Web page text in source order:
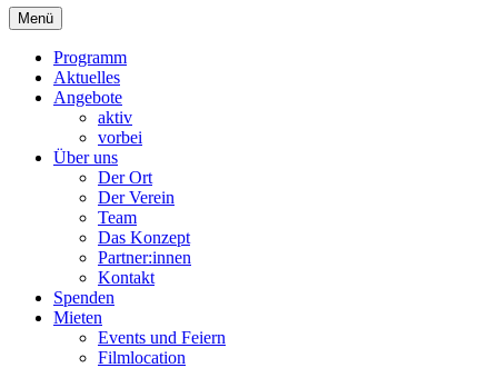
Primäres
Menü
Menü
Programm
Aktuelles
Angebote
aktiv
vorbei
Über uns
Der Ort
Der Verein
Team
Das Konzept
Partner:innen
Kontakt
Spenden
Mieten
Events und Feiern
Filmlocation